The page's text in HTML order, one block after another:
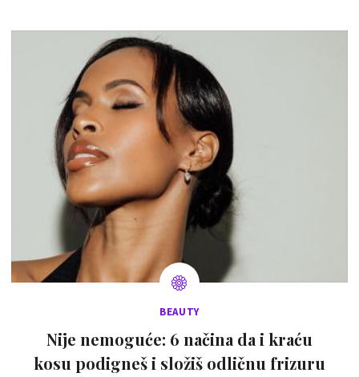
BEAUTY
Nije nemoguće: 6 načina da i kraću
kosu podigneš i složiš odličnu frizuru